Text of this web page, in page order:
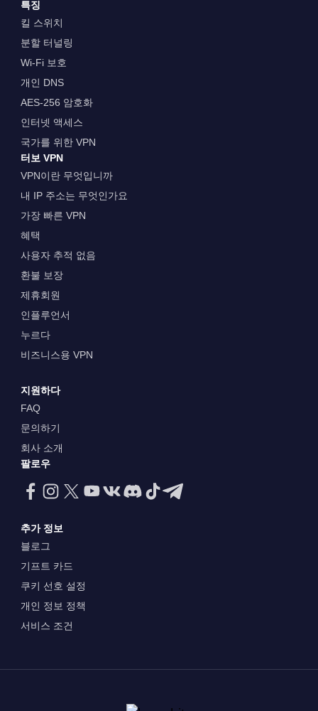
특징
킬 스위치
분할 터널링
Wi-Fi 보호
개인 DNS
AES-256 암호화
인터넷 액세스
국가를 위한 VPN
터보 VPN
VPN이란 무엇입니까
내 IP 주소는 무엇인가요
가장 빠른 VPN
혜택
사용자 추적 없음
환불 보장
제휴회원
인플루언서
누르다
비즈니스용 VPN
지원하다
FAQ
문의하기
회사 소개
팔로우
추가 정보
블로그
기프트 카드
쿠키 선호 설정
개인 정보 정책
서비스 조건